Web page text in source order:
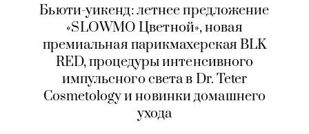
Бьюти-уикенд: летнее предложение
«SLOWMO Цветной», новая
премиальная парикмахерская BLK
RED, процедуры интенсивного
импульсного света в Dr. Teter
Cosmetology и новинки домашнего
ухода